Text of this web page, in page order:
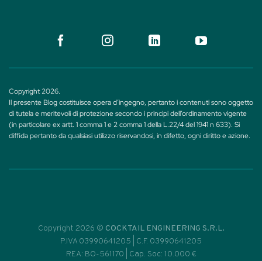
Copyright 2026.
Il presente Blog costituisce opera d’ingegno, pertanto i contenuti sono oggetto
di tutela e meritevoli di protezione secondo i principi dell’ordinamento vigente
(in particolare ex artt. 1 comma 1 e 2 comma 1 della L.22/4 del 1941 n 633). Si
diffida pertanto da qualsiasi utilizzo riservandosi, in difetto, ogni diritto e azione.
Copyright 2026 © COCKTAIL ENGINEERING S.R.L.
P.IVA 03990641205 | C.F. 03990641205
REA: BO-561170 | Cap. Soc: 10.000 €